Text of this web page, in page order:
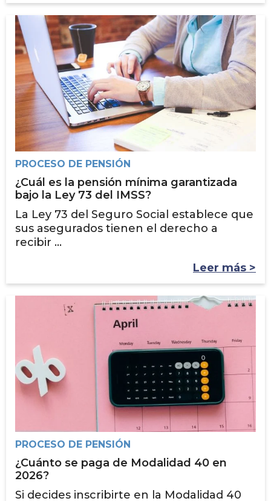
PROCESO DE PENSIÓN
¿Cuál es la pensión mínima garantizada
bajo la Ley 73 del IMSS?
La Ley 73 del Seguro Social establece que
sus asegurados tienen el derecho a
recibir ...
Leer más >
PROCESO DE PENSIÓN
¿Cuánto se paga de Modalidad 40 en
2026?
Si decides inscribirte en la Modalidad 40